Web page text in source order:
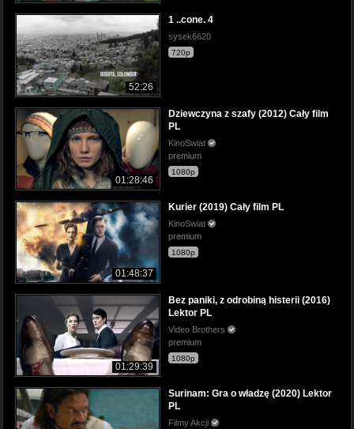
52:26
1 ..cone. 4
sysek6620
720p
01:28:46
Dziewczyna z szafy (2012) Cały film
PL
KinoSwiat
premium
1080p
01:48:37
Kurier (2019) Cały film PL
KinoSwiat
premium
1080p
01:29:39
Bez paniki, z odrobiną histerii (2016)
Lektor PL
Video Brothers
premium
1080p
Surinam: Gra o władzę (2020) Lektor
PL
Filmy Akcji